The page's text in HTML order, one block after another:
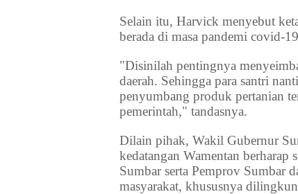
Selain itu, Harvick menyebut
berada di masa pandemi covid-
"Disinilah pentingnya
daerah. Sehingga para santri
penyumbang produk pertanian
pemerintah," tandasnya.
Dilain pihak, Wakil Gubernur
kedatangan Wamentan berharap
Sumbar serta Pemprov Sumbar
masyarakat, khususnya